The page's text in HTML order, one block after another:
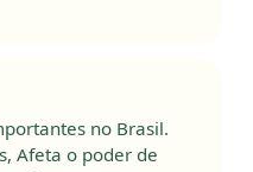
no Brasil.
Afeta o poder de